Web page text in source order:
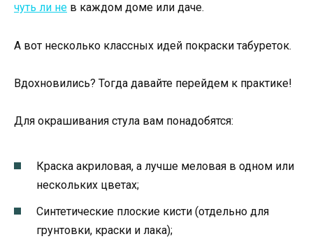
чуть ли не в каждом доме или даче.
А вот несколько классных идей покраски табуреток.
Вдохновились? Тогда давайте перейдем к практике!
Для окрашивания стула вам понадобятся:
Краска акриловая, а лучше меловая в одном или
нескольких цветах;
Синтетические плоские кисти (отдельно для
грунтовки, краски и лака);